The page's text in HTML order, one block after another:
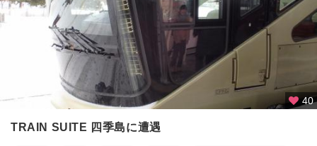
40
TRAIN SUITE 四季島に遭遇